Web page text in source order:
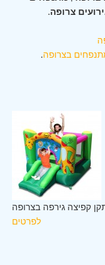
צרופה.
בצרופה.
קפיצה גירפה בצרופה
לפרטים